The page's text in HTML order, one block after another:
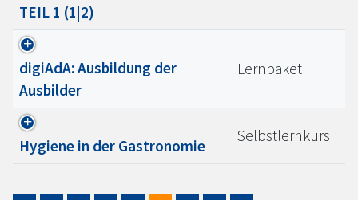
TEIL 1 (1|2)
digiAdA: Ausbildung der
Ausbilder
Lernpaket
Hygiene in der Gastronomie
Selbstlernkurs